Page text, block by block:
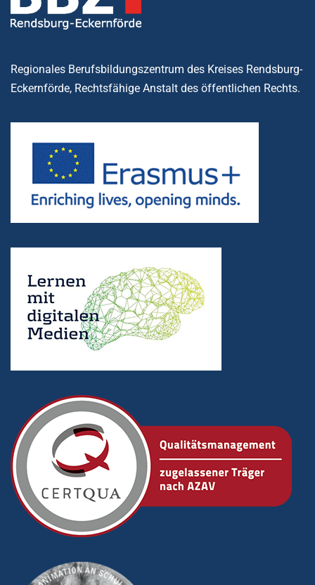
Regionales Berufsbildungszentrum des Kreises Rendsburg-
Eckernförde, Rechtsfähige Anstalt des öffentlichen Rechts.